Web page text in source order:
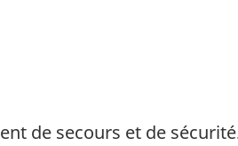
de secours et de